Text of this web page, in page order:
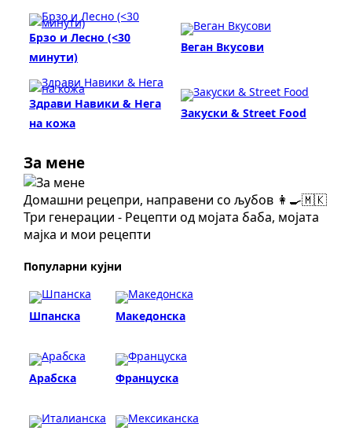
Брзо и Лесно (<30
минути)
Веган Вкусови
Здрави Навики & Нега
на кожа
Закуски & Street Food
За мене
Домашни рецепри, направени со љубов 👩‍🍳🇲🇰
Три генерации - Рецепти од мојата баба, мојата
мајка и мои рецепти
Популарни кујни
Шпанска Македонска
Арабска Француска